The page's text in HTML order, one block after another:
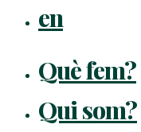
en
Què fem?
Qui som?